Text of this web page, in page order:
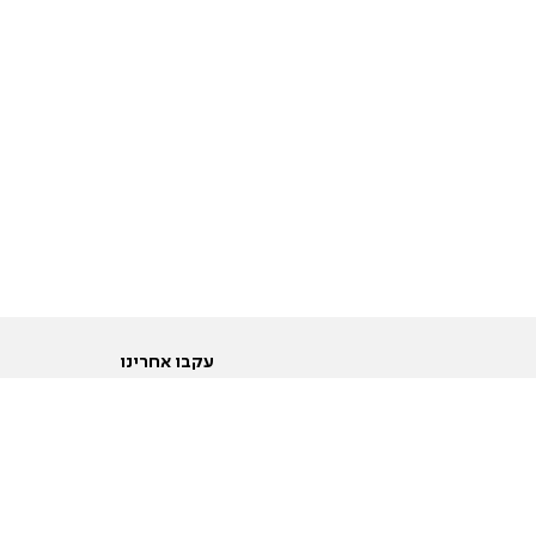
עקבו אחרינו